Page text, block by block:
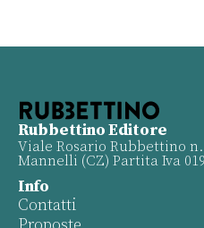
Rubbettino Editore
Viale Rosario Rubbettino n.
Mannelli (CZ) Partita Iva
Info
Contatti